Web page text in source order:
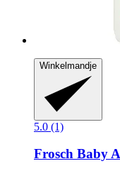
Winkelmandje
5.0 (1)
Frosch Baby